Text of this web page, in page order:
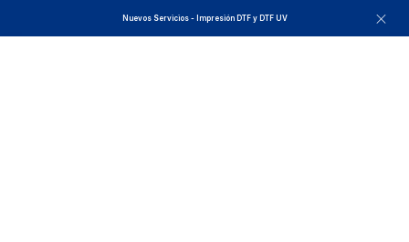
Nuevos Servicios - Impresión DTF y DTF UV